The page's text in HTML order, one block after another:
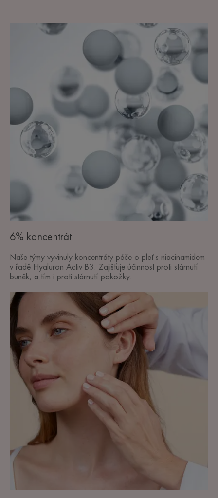
6% koncentrát
Naše týmy vyvinuly koncentráty péče o pleť s niacinamidem
v řadě Hyaluron Activ B3. Zajišťuje účinnost proti stárnutí
buněk, a tím i proti stárnutí pokožky.